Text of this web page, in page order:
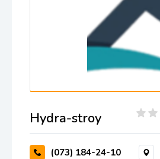
Hydra-stroy
(073) 184-24-10